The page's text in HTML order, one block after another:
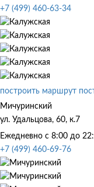
+7 (499) 460-63-34
построить маршрут
Мичуринский
ул. Удальцова, 60, к.7
Ежедневно с 8:00 до
+7 (499) 460-69-76